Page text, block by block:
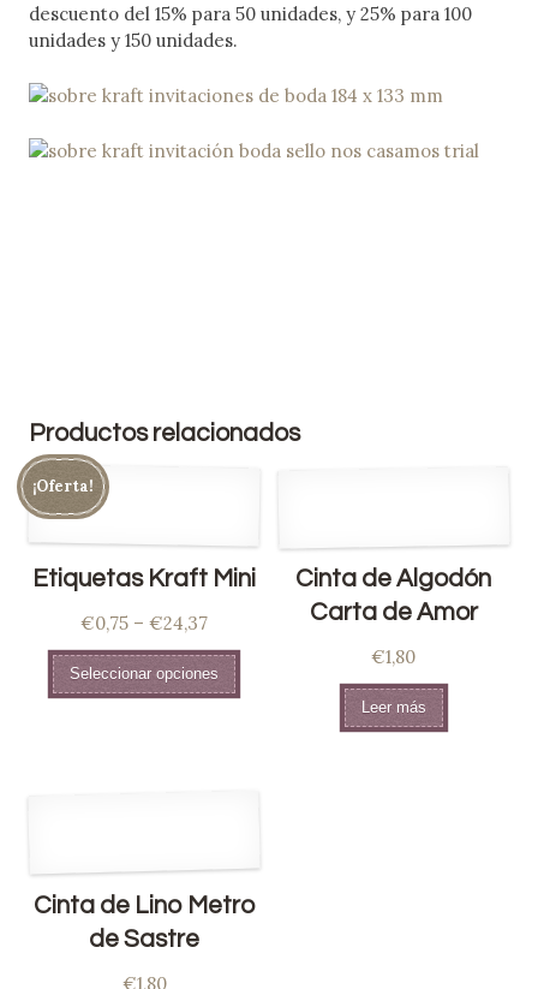
descuento del 15% para 50 unidades, y 25% para 100
unidades y 150 unidades.
Productos relacionados
Etiquetas Kraft Mini
€0,75 –€24,37
¡Oferta!
Seleccionar opciones
Cinta de Algodón
Carta de Amor
€1,80
Leer más
Cinta de Lino Metro
de Sastre
€1,80